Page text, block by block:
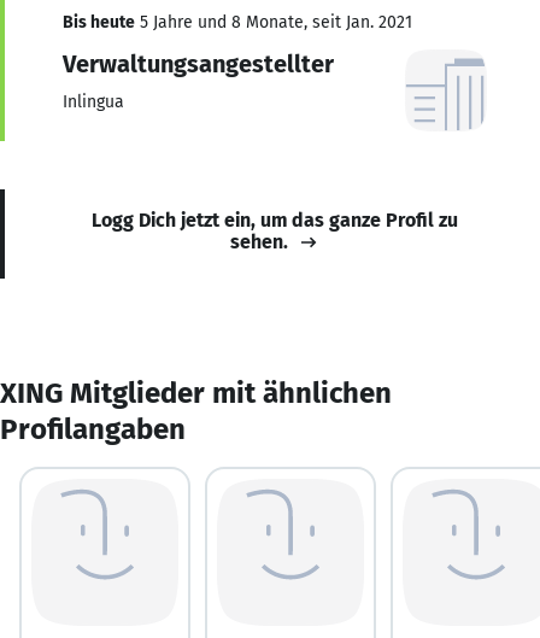
Bis heute 5 Jahre und 8 Monate, seit Jan. 2021
Verwaltungsangestellter
Inlingua
Logg Dich jetzt ein, um das ganze Profil zu
sehen.
XING Mitglieder mit ähnlichen
Profilangaben